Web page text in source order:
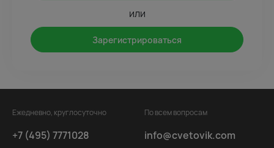
или
Зарегистрироваться
Ежедневно, круглосуточно
+7 (495) 7771028
По всем вопросам
info@cvetovik.com